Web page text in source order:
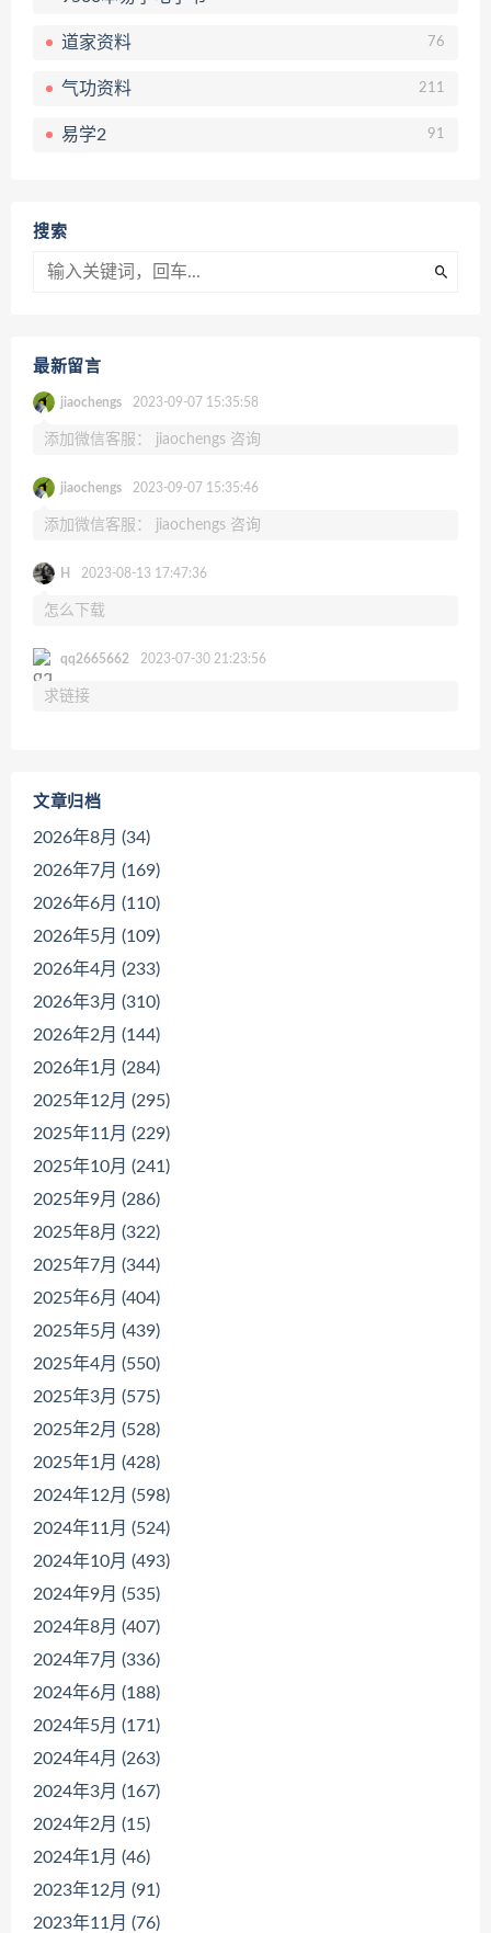
道家资料 76
气功资料 211
易学2 91
搜索
最新留言
jiaochengs 2023-09-07 15:35:58
添加微信客服： jiaochengs 咨询
jiaochengs 2023-09-07 15:35:46
添加微信客服： jiaochengs 咨询
H 2023-08-13 17:47:36
怎么下载
qq2665662 2023-07-30 21:23:56
求链接
文章归档
2026年8月 (34)
2026年7月 (169)
2026年6月 (110)
2026年5月 (109)
2026年4月 (233)
2026年3月 (310)
2026年2月 (144)
2026年1月 (284)
2025年12月 (295)
2025年11月 (229)
2025年10月 (241)
2025年9月 (286)
2025年8月 (322)
2025年7月 (344)
2025年6月 (404)
2025年5月 (439)
2025年4月 (550)
2025年3月 (575)
2025年2月 (528)
2025年1月 (428)
2024年12月 (598)
2024年11月 (524)
2024年10月 (493)
2024年9月 (535)
2024年8月 (407)
2024年7月 (336)
2024年6月 (188)
2024年5月 (171)
2024年4月 (263)
2024年3月 (167)
2024年2月 (15)
2024年1月 (46)
2023年12月 (91)
2023年11月 (76)